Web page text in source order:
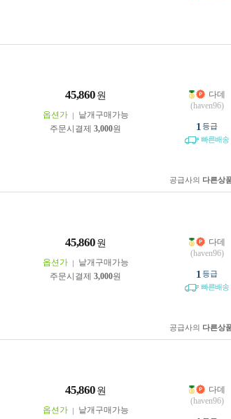
45,860 원
옵션가
낱개구매가능
주문시결제 3,000원
다데
(haven96)
1 등급
빠른배송
공급사의 다른상
45,860 원
옵션가
낱개구매가능
주문시결제 3,000원
다데
(haven96)
1 등급
빠른배송
공급사의 다른상
45,860 원
옵션가 낱개구매가능
다데
(haven96)